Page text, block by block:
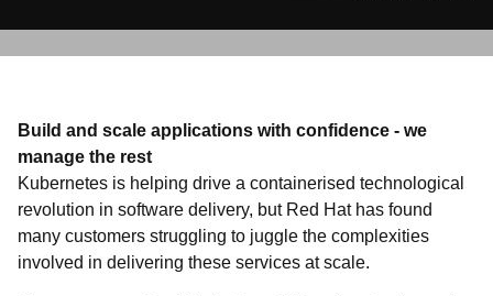
Build and scale applications with confidence - we
manage the rest
Kubernetes is helping drive a containerised technological
revolution in software delivery, but Red Hat has found
many customers struggling to juggle the complexities
involved in delivering these services at scale.